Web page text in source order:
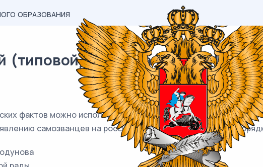
ОБРАЗОВАНИЯ
(типовой) материал ВПР /
фактов можно использовать для аргументации
самозванцев на российском престоле»? Укажите